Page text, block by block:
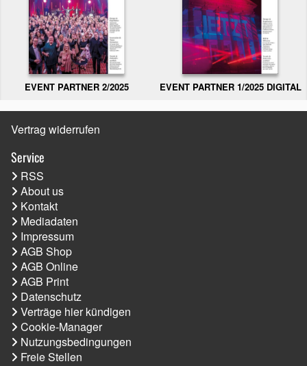
EVENT PARTNER 2/2025 EVENT PARTNER 1/2025 DIGITAL
Vertrag widerrufen
Service
RSS
About us
Kontakt
Mediadaten
Impressum
AGB Shop
AGB Online
AGB Print
Datenschutz
Verträge hier kündigen
Cookie-Manager
Nutzungsbedingungen
Freie Stellen